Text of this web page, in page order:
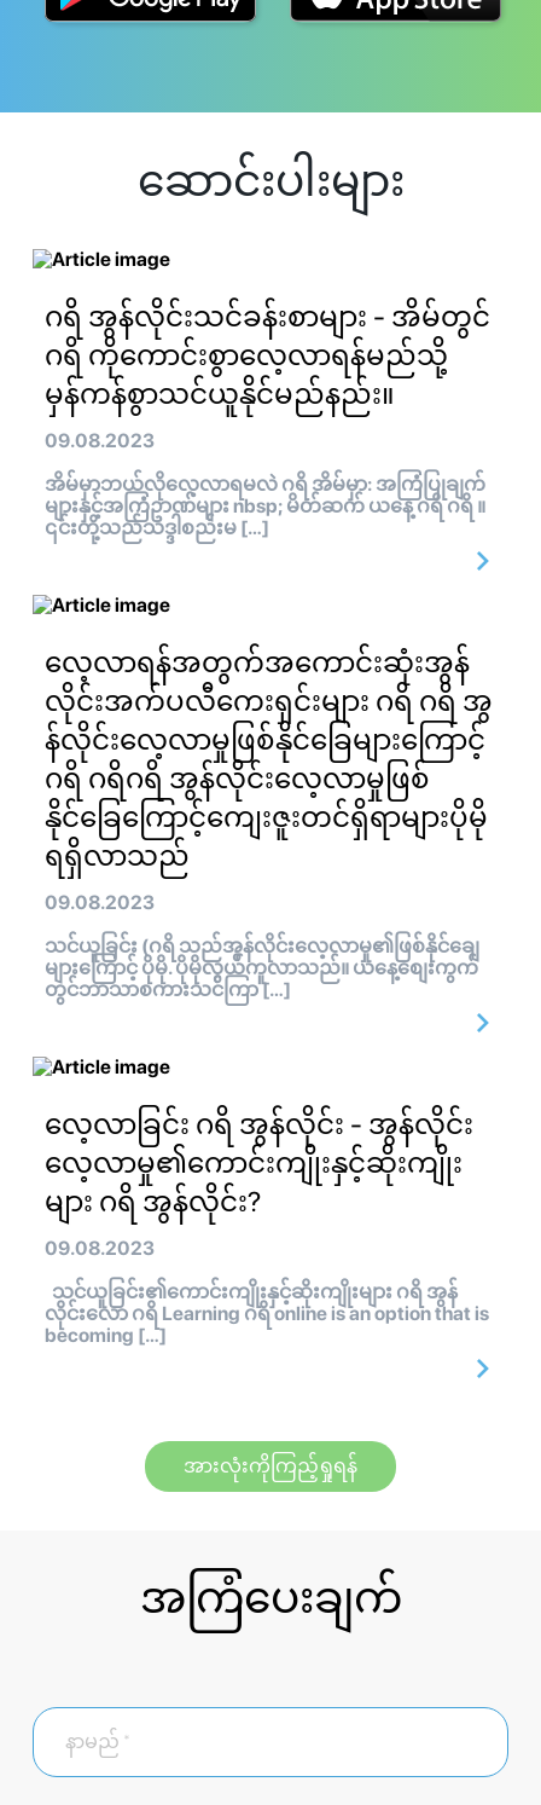
ဆောင်းပါးများ
ဂရိ အွန်လိုင်းသင်ခန်းစာများ - အိမ်တွင်
ဂရိ ကိုကောင်းစွာလေ့လာရန်မည်သို့
မှန်ကန်စွာသင်ယူနိုင်မည်နည်း။
09.08.2023
အိမ်မှာဘယ်လိုလေ့လာရမလဲ ဂရိ အိမ်မှာ: အကြံပြုချက်
များနှင့်အကြံဥာဏ်များ nbsp; မိတ်ဆက် ယနေ့ ဂရိ ဂရိ ။
၎င်းတို့သည်သဒ္ဒါစည်းမ […]
လေ့လာရန်အတွက်အကောင်းဆုံးအွန်
လိုင်းအက်ပလီကေးရှင်းများ ဂရိ ဂရိ အွ
န်လိုင်းလေ့လာမှုဖြစ်နိုင်ခြေများကြောင့်
ဂရိ ဂရိဂရိ အွန်လိုင်းလေ့လာမှုဖြစ်
နိုင်ခြေကြောင့်ကျေးဇူးတင်ရှိရာများပိုမို
ရရှိလာသည်
09.08.2023
သင်ယူခြင်း (ဂရိ သည်အွန်လိုင်းလေ့လာမှု၏ဖြစ်နိုင်ချေ
များကြောင့် ပိုမို. ပိုမိုလွယ်ကူလာသည်။ ယနေ့စျေးကွက်
တွင်ဘာသာစကားသင်ကြာ […]
လေ့လာခြင်း ဂရိ အွန်လိုင်း - အွန်လိုင်း
လေ့လာမှု၏ကောင်းကျိုးနှင့်ဆိုးကျိုး
များ ဂရိ အွန်လိုင်း?
09.08.2023
သင်ယူခြင်း၏ကောင်းကျိုးနှင့်ဆိုးကျိုးများ ဂရိ အွန်
လိုင်းလော ဂရိ Learning ဂရိ online is an option that is
becoming […]
အားလုံးကိုကြည့်ရှုရန်
အကြံပေးချက်